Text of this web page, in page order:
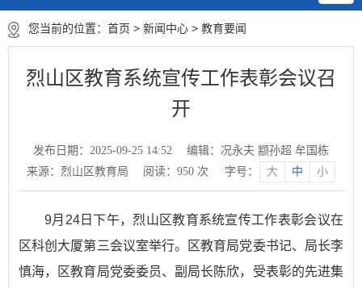
您当前的位置： 首页 > 新闻中心 > 教育要闻
烈山区教育系统宣传工作表彰会议召
开
发布日期：2025-09-25 14:52
编辑：况永夫 颛孙超 牟国栋
来源：烈山区教育局
阅读： 950 次 字号： 大 中 小
9月24日下午，烈山区教育系统宣传工作表彰会议在
区科创大厦第三会议室举行。区教育局党委书记、局长李
慎海，区教育局党委委员、副局长陈欣，受表彰的先进集